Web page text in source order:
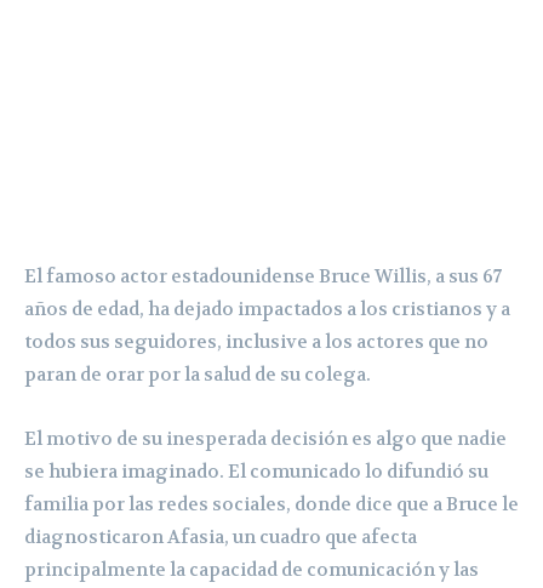
El famoso actor estadounidense Bruce Willis, a sus 67
años de edad, ha dejado impactados a los cristianos y a
todos sus seguidores, inclusive a los actores que no
paran de orar por la salud de su colega.
El motivo de su inesperada decisión es algo que nadie
se hubiera imaginado. El comunicado lo difundió su
familia por las redes sociales, donde dice que a Bruce le
diagnosticaron Afasia, un cuadro que afecta
principalmente la capacidad de comunicación y las